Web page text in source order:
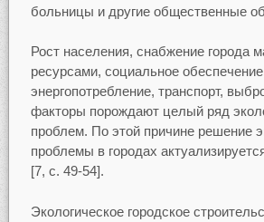
больницы и другие общественные
Рост населения, снабжение города
ресурсами, социальное
энергопотребление, транспорт,
факторы порождают целый ряд
проблем. По этой причине решение
проблемы в городах
[7, с. 49-54].
Экологическое городское